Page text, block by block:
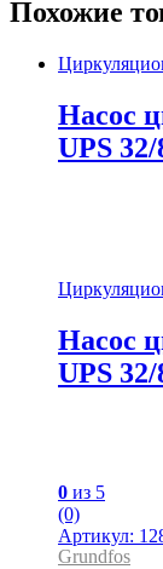
Похожие
Насос
UPS 32/
Насос
UPS 32/
0 из 5
(0)
Артикул:
Grundfos